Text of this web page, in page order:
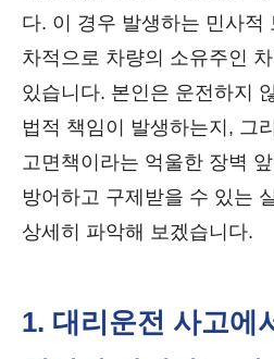
다. 이 경우 발생하는 민사적
차적으로 차량의 소유주인
있습니다. 본인은 운전하지
법적 책임이 발생하는지, 그
고면책이라는 억울한 장벽
방어하고 구제받을 수 있는
상세히 파악해 보겠습니다.
1. 대리운전 사고에